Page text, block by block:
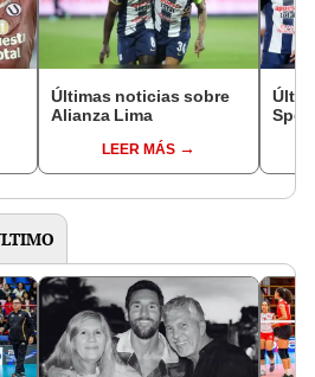
Últimas noticias sobre
Alianza Lima
LEER MÁS